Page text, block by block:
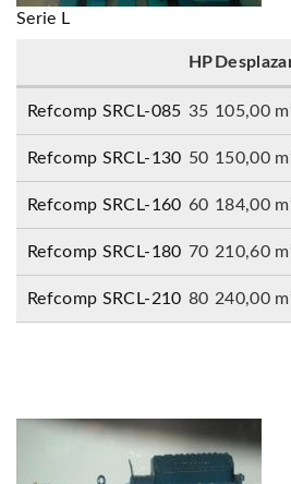
Serie L
HP
Refcomp SRCL-085 35 105,00
Refcomp SRCL-130 50 150,00
Refcomp SRCL-160 60 184,00
Refcomp SRCL-180 70 210,60
Refcomp SRCL-210 80 240,00